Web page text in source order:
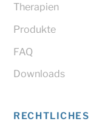
Therapien
Produkte
FAQ
Downloads
RECHTLICHES